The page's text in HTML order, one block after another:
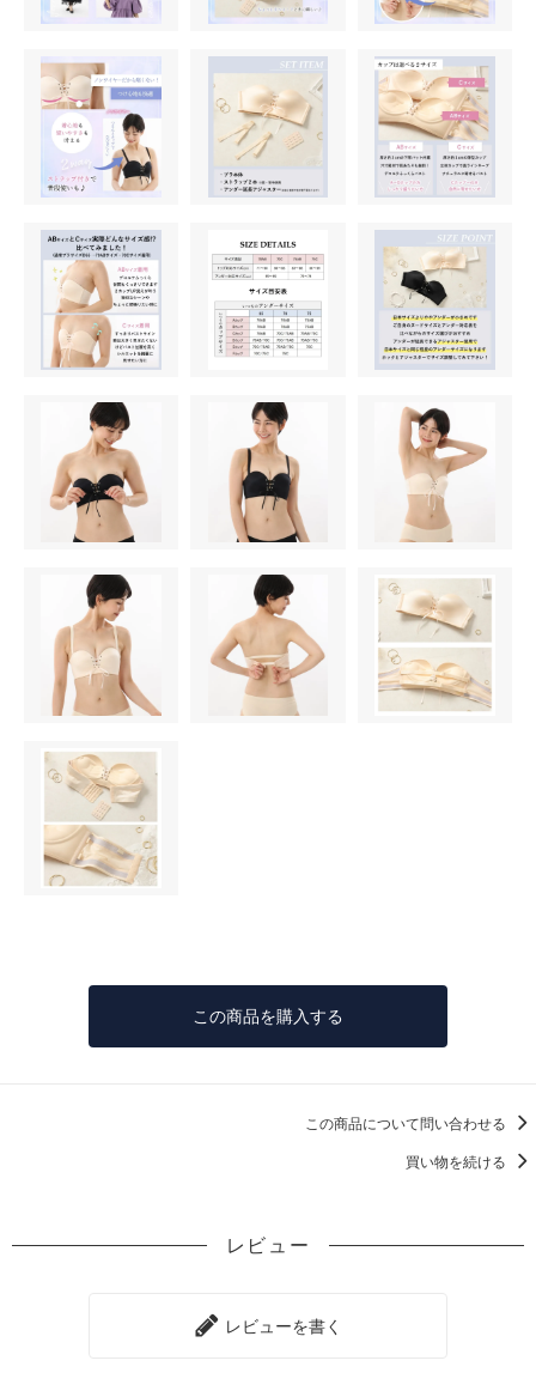
この商品を購入する
この商品について問い合わせる
買い物を続ける
レビュー
レビューを書く